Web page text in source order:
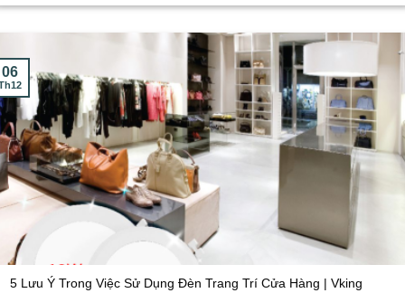
5 Lưu Ý Trong Việc Sử Dụng Đèn Trang Trí Cửa Hàng | Vking
06